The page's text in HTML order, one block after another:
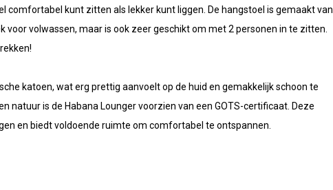
comfortabel kunt zitten als lekker kunt liggen. De hangstoel is gemaakt van
voor volwassen, maar is ook zeer geschikt om met 2 personen in te zitten.
katoen, wat erg prettig aanvoelt op de huid en gemakkelijk schoon te
natuur is de Habana Lounger voorzien van een GOTS-certificaat. Deze
en biedt voldoende ruimte om comfortabel te ontspannen.